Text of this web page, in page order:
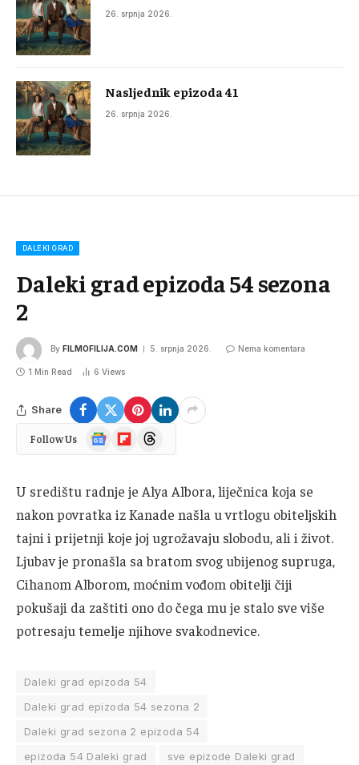
26. srpnja 2026.
Nasljednik epizoda 41
26. srpnja 2026.
DALEKI GRAD
Daleki grad epizoda 54 sezona
2
By FILMOFILIJA.COM 5. srpnja 2026. Nema komentara
1 Min Read 6 Views
Share
Follow Us
Google
News
FlipboardThreads
U središtu radnje je Alya Albora, liječnica koja se
nakon povratka iz Kanade našla u vrtlogu obiteljskih
tajni i prijetnji koje joj ugrožavaju slobodu, ali i život.
Ljubav je pronašla sa bratom svog ubijenog supruga,
Cihanom Alborom, moćnim vođom obitelji čiji
pokušaji da zaštiti ono do čega mu je stalo sve više
potresaju temelje njihove svakodnevice.
Daleki grad epizoda 54
Daleki grad epizoda 54 sezona 2
Daleki grad sezona 2 epizoda 54
epizoda 54 Daleki grad
sve epizode Daleki grad